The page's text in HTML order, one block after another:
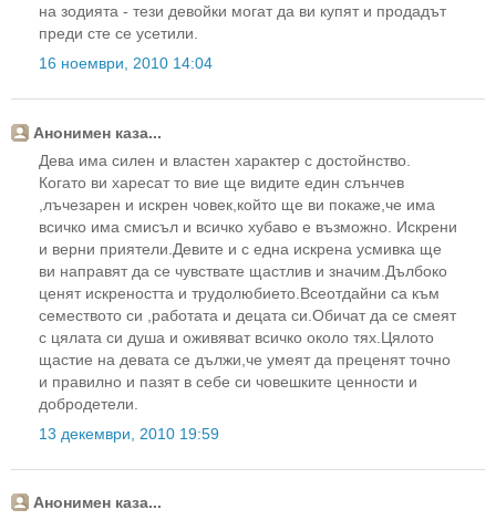
на зодията - тези девойки могат да ви купят и продадът
преди сте се усетили.
16 ноември, 2010 14:04
Анонимен каза...
Дева има силен и властен характер с достойнство.
Когато ви харесат то вие ще видите един слънчев
,лъчезарен и искрен човек,който ще ви покаже,че има
всичко има смисъл и всичко хубаво е възможно. Искрени
и верни приятели.Девите и с една искрена усмивка ще
ви направят да се чувствате щастлив и значим.Дълбоко
ценят искреността и трудолюбието.Всеотдайни са към
семеството си ,работата и децата си.Обичат да се смеят
с цялата си душа и оживяват всичко около тях.Цялото
щастие на девата се дължи,че умеят да преценят точно
и правилно и пазят в себе си човешките ценности и
добродетели.
13 декември, 2010 19:59
Анонимен каза...